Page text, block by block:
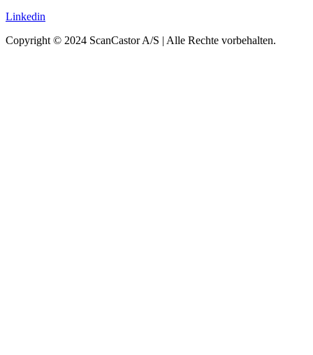
Linkedin
Copyright © 2024 ScanCastor A/S | Alle Rechte vorbehalten.